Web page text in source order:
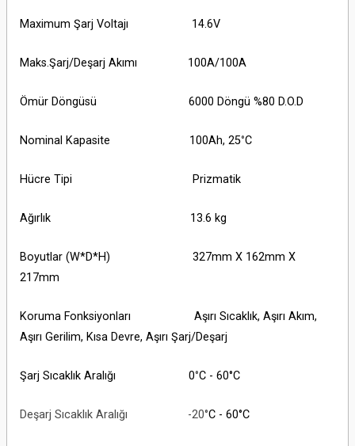
Maximum Şarj Voltajı 14.6V
Maks.Şarj/Deşarj Akımı 100A/100A
Ömür Döngüsü 6000 Döngü %80 D.O.D
Nominal Kapasite 100Ah, 25°C
Hücre Tipi Prizmatik
Ağırlık 13.6 kg
Boyutlar (W*D*H) 327mm X 162mm X
217mm
Koruma Fonksiyonları Aşırı Sıcaklık, Aşırı Akım,
Aşırı Gerilim, Kısa Devre, Aşırı Şarj/Deşarj
Şarj Sıcaklık Aralığı 0°C - 60°C
Deşarj Sıcaklık Aralığı -20°C - 60°C